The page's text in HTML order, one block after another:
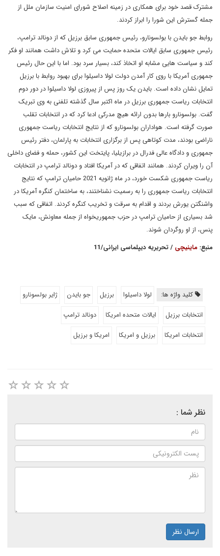
مشترک قصد خود برای همکاری در زمینه اصلاح شورای امنیت سازمان ملل از
جمله گسترش این شورا را ابراز کردند.
روابط جو بایدن با بولسونارو، رئیس جمهوری سابق برزیل که از دونالد ترامپ،
رئیس جمهوری سابق ایالات متحده حمایت می کرد و تلاش داشت همانند او فکر
کند و سیاست هایی مشابه او اتخاذ کند، بسیار سرد بود. اما با این حال رئیس
جمهوری آمریکا با روی کار آمدن دولت لولا داسیلوا برای بهبود روابط با برزیل
تمایل نشان داده است. بایدن یک روز پس از پیروزی لولا داسیلوا در دور دوم
انتخابات ریاست جمهوری برزیل در ماه اکتبر سال گذشته تلفنی به وی تبریک
گفت. بولسونارو بارها بدون ارائه هیچ مدرکی ادعا کرد که در انتخابات تقلب
صورت گرفته است. هواداران بولسونارو که از نتایج انتخابات ریاست جمهوری
ناراضی بودند، مدت کوتاهی پس از برگزاری انتخابات‌ به پارلمان، دفتر رئیس
جمهوری و دادگاه عالی فدرال در برازیلیا، پایتخت این کشور، حمله و فضای داخلی
آن را ویران کردند. همانند اتفاقی که در آمریکا افتاد و دونالد ترامپ در انتخابات
ریاست جمهوری شکست خورد، در ماه ژانویه 2021 حامیان ترامپ که نتایج
انتخابات ریاست جمهوری را به رسمیت نشناختند، به ساختمان کنگره آمریکا در
واشنگتن یورش بردند و اقدام به سرقت و تخریب کنگره کردند. اتفاقی که سبب
شد بسیاری از حامیان ترامپ در حزب جمهوریخواه از جمله معاونش، مایک
پنس، از او روگردان شوند.
منبع: ماینیچی / تحریریه دیپلماسی ایرانی/11
کلید واژه ها: لولا داسیلوا برزیل جو بایدن
ژایر بولسونارو
انتخابات برزیل
ایالات متحده امریکا
دونالد ترامپ
انتخابات امریکا
برزیل و امریکا امریکا و برزیل
نظر شما :
ارسال نظر